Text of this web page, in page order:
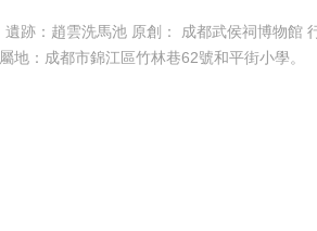
範圍的調查中，我們調查了趙雲